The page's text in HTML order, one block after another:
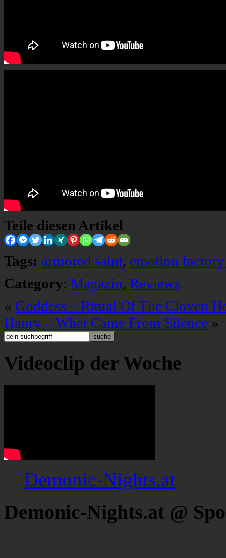
Teile diesen Artikel
Tags: armored saint, emotion factory
Category: Magazin, Reviews
« Goddess – Ritual Of The Cloven
Hanry – What Came From Silence »
Videoclip der Woche
Demonic-Nights.at
Demonic-Nights.at @